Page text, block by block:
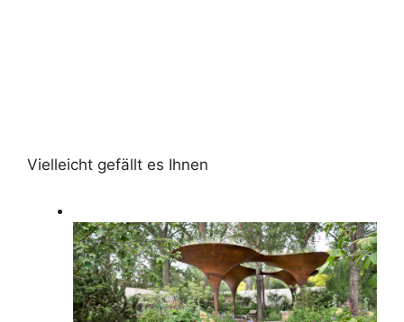
Vielleicht gefällt es Ihnen